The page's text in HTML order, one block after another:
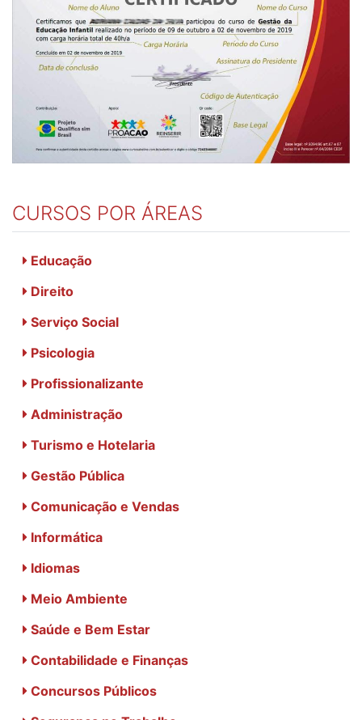
CURSOS POR ÁREAS
Educação
Direito
Serviço Social
Psicologia
Profissionalizante
Administração
Turismo e Hotelaria
Gestão Pública
Comunicação e Vendas
Informática
Idiomas
Meio Ambiente
Saúde e Bem Estar
Contabilidade e Finanças
Concursos Públicos